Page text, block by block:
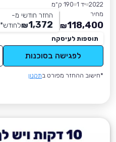
2022 יד 1
190 ק״מ
מחיר
118,400
₪
החזר חודשי מ-
1,372
₪לחודש*
תוספות לעיסקה
לפגישה בסוכנות
*חישוב ההחזר מפורט בתקנון